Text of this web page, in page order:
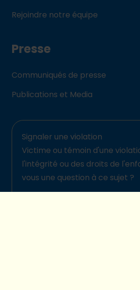
Rejoindre notre équipe
Presse
Communiqués de presse
Publications et Media
Signaler une violation
Victime ou témoin d'une
l'intégrité ou des droits de
vous une question à ce sujet ?